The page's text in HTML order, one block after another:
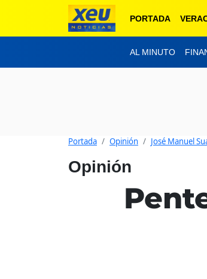
PORTADA
AL MINUTO
Portada Opinión José Manuel
Opinión